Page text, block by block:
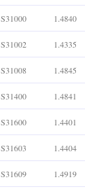
S31000 1.4840
S31002 1.4335
S31008 1.4845
S31400 1.4841
S31600 1.4401
S31603 1.4404
S31609 1.4919